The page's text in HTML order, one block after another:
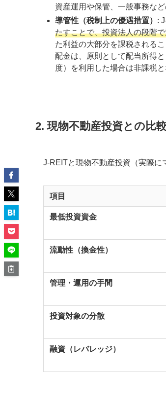
資産運用や保管、一般事務な
導管性（税制上の優遇措置） :
たすことで、投資法人の段階
た利益の大部分を課税される
配金は、原則として配当所得
度）を利用した場合は非課税と
2. 現物不動産投資との比
J-REITと現物不動産投資（実際に
項目
最低投資資金
流動性（換金性）
管理・運用の手間
投資対象の分散
融資（レバレッジ）